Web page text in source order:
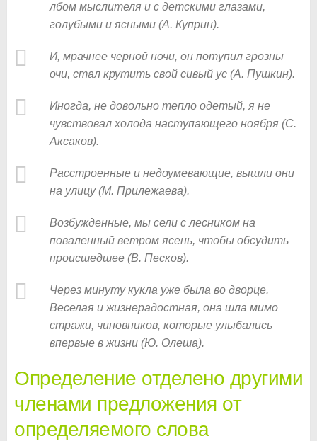
лбом мыслителя и с детскими глазами,
голубыми и ясными (А. Куприн).
И, мрачнее черной ночи, он потупил грозны
очи, стал крутить свой сивый ус (А. Пушкин).
Иногда, не довольно тепло одетый, я не
чувствовал холода наступающего ноября (С.
Аксаков).
Расстроенные и недоумевающие, вышли они
на улицу (М. Прилежаева).
Возбужденные, мы сели с лесником на
поваленный ветром ясень, чтобы обсудить
происшедшее (В. Песков).
Через минуту кукла уже была во дворце.
Веселая и жизнерадостная, она шла мимо
стражи, чиновников, которые улыбались
впервые в жизни (Ю. Олеша).
Определение отделено другими
членами предложения от
определяемого слова